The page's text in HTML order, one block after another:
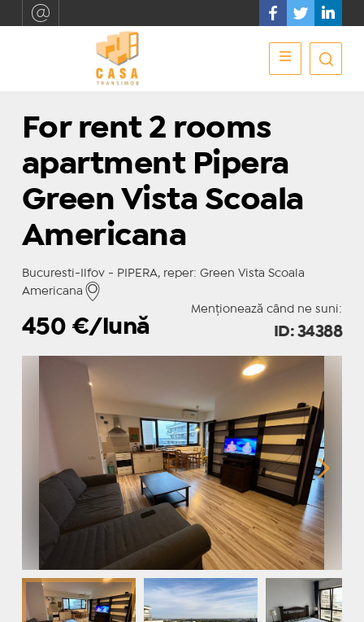
For rent 2 rooms
apartment Pipera
Green Vista Scoala
Americana
Bucuresti-Ilfov - PIPERA, reper: Green Vista Scoala
Americana
Menționează când ne suni:
450 €/lună ID: 34388